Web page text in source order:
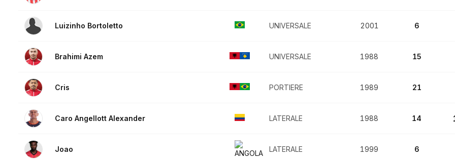
Luizinho Bortoletto UNIVERSALE 2001 6
Brahimi Azem UNIVERSALE 1988 15
Cris PORTIERE 1989 21
Caro Angellott Alexander LATERALE 1988 14
Joao LATERALE 1999 6